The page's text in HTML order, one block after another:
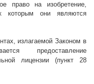
право на изобретение,
которым они являются
излагаемой Законом в
предоставление
лицензии (пункт 28